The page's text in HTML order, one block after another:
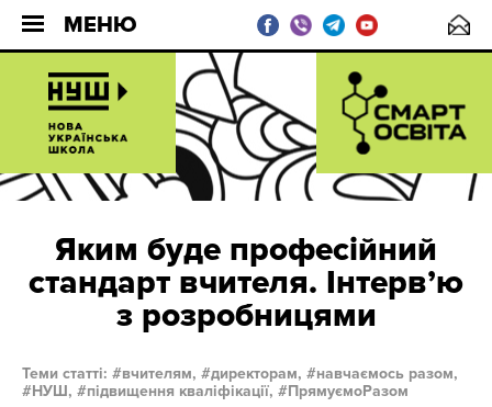
МЕНЮ
Яким буде професійний
стандарт вчителя. Інтерв’ю
з розробницями
Теми статті: вчителям, директорам,
навчаємось разом,
НУШ,
підвищення кваліфікації,
ПрямуємоРазом